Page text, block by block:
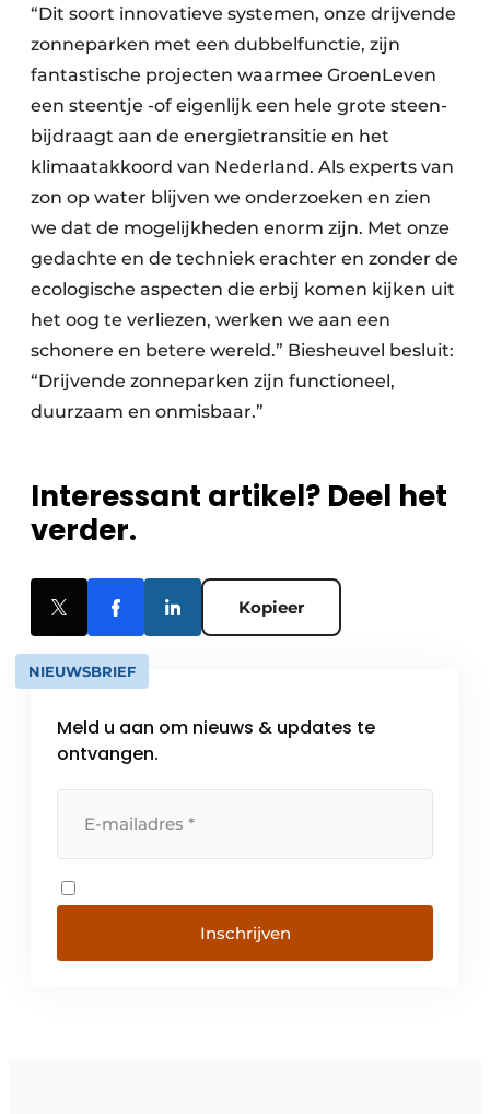
“Dit soort innovatieve systemen, onze drijvende
zonneparken met een dubbelfunctie, zijn
fantastische projecten waarmee GroenLeven
een steentje -of eigenlijk een hele grote steen-
bijdraagt aan de energietransitie en het
klimaatakkoord van Nederland. Als experts van
zon op water blijven we onderzoeken en zien
we dat de mogelijkheden enorm zijn. Met onze
gedachte en de techniek erachter en zonder de
ecologische aspecten die erbij komen kijken uit
het oog te verliezen, werken we aan een
schonere en betere wereld.” Biesheuvel besluit:
“Drijvende zonneparken zijn functioneel,
duurzaam en onmisbaar.”
Interessant artikel? Deel het
verder.
Kopieer
NIEUWSBRIEF
Meld u aan om nieuws & updates te
ontvangen.
Inschrijven